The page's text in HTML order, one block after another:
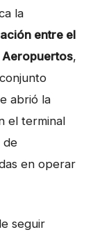
la
entre el
Aeropuertos,
abrió la
el terminal
de
en operar
seguir